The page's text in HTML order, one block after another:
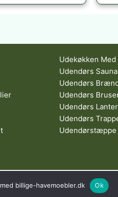
Udekøkken Med
Udendørs Sauna
Udendørs
Udendørs
Udendørs
Udendørs
Udendørstæppe
6th floor, Nad Al Sheba |
reserved
billige-havemoebler.dk Ok